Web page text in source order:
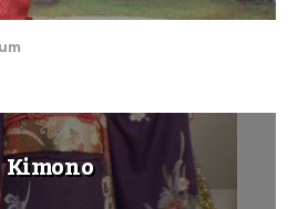
Kimono